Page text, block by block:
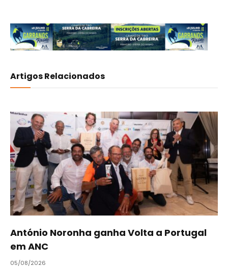
Artigos Relacionados
António Noronha ganha Volta a Portugal
em ANC
05/08/2026